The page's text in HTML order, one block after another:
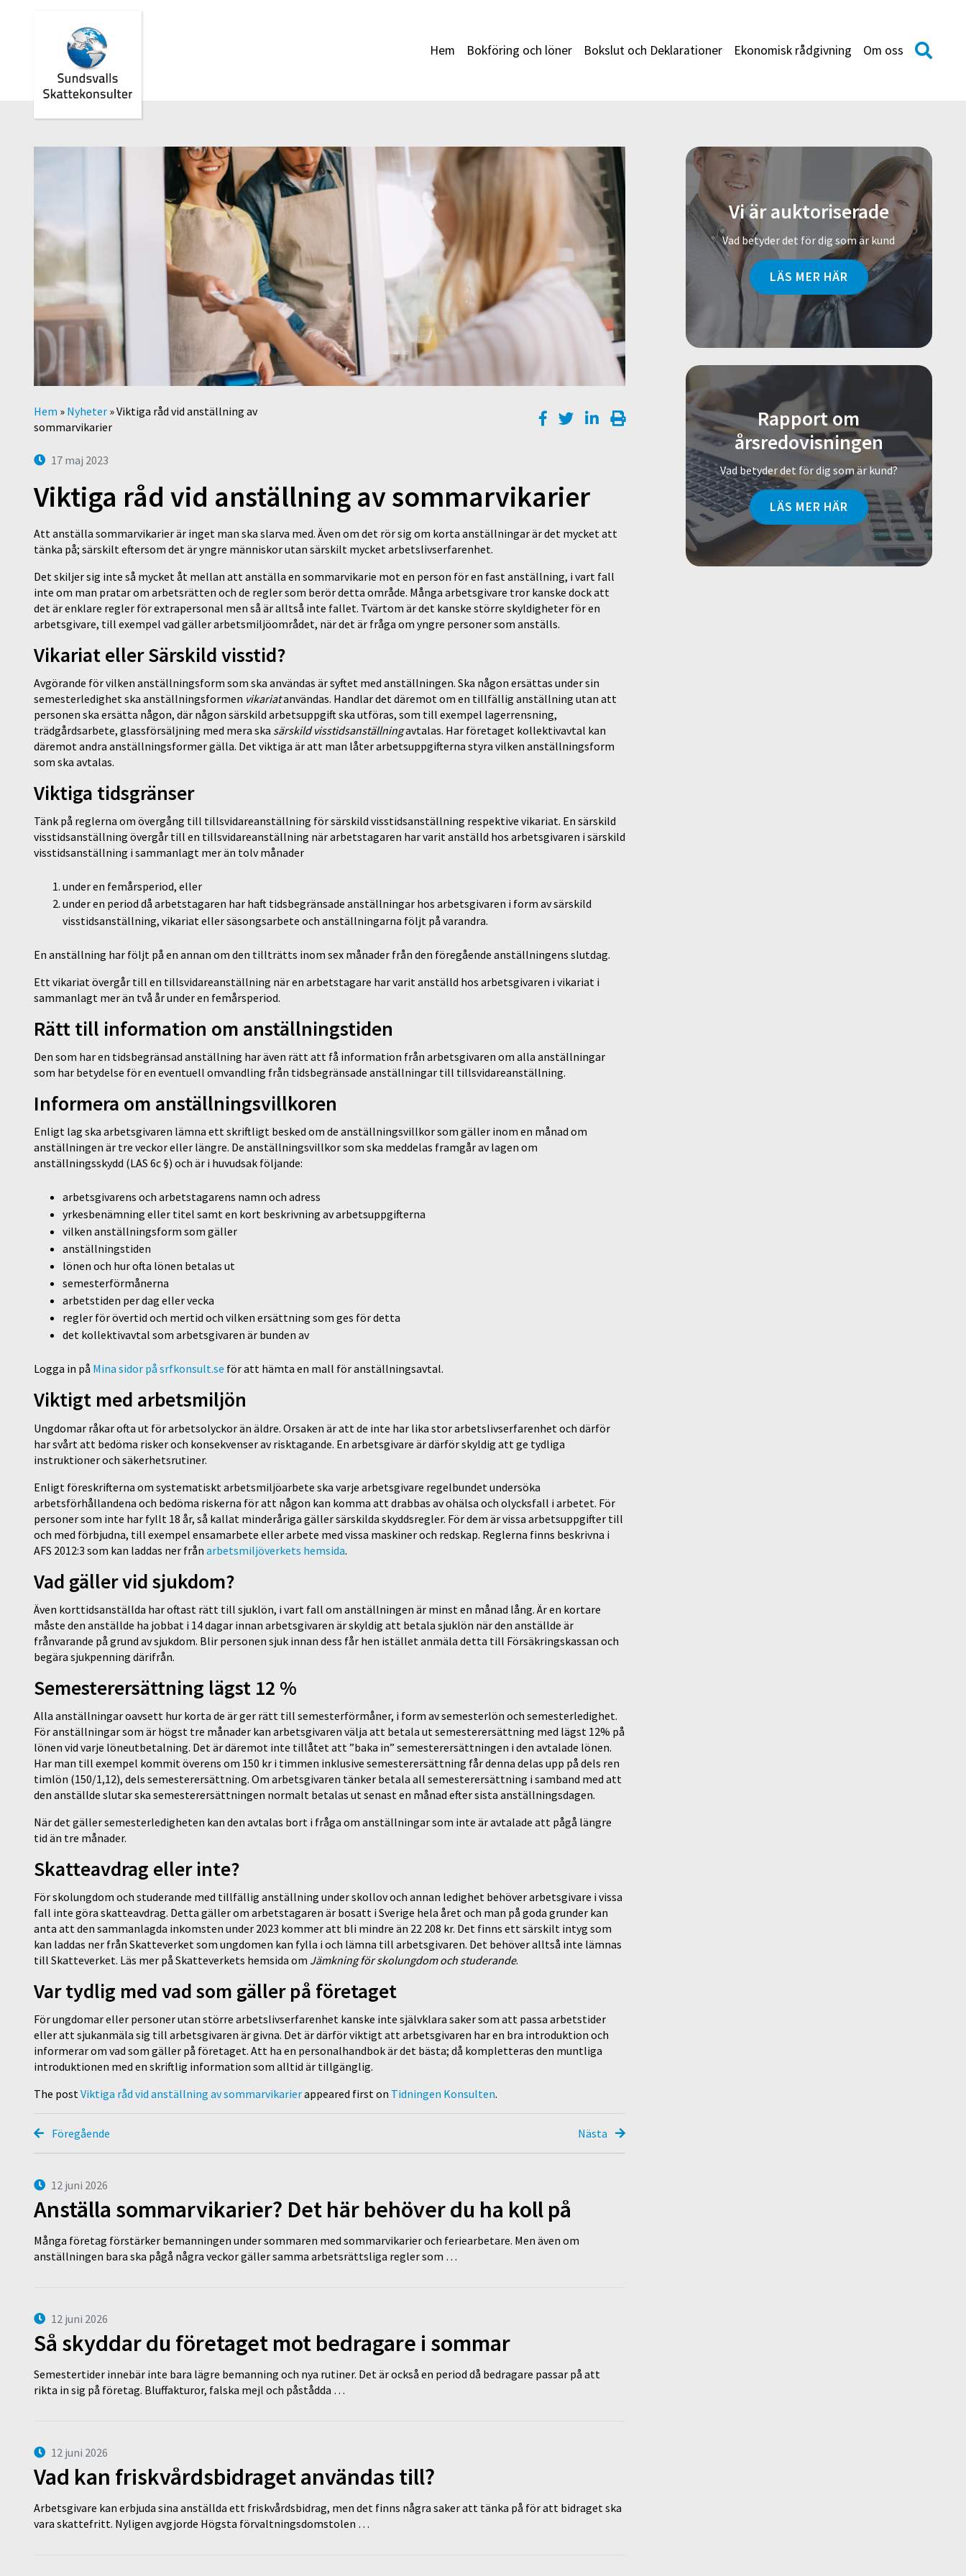
Hem Bokföring och löner Bokslut och Deklarationer Ekonomisk rådgivning Om oss
Hem » Nyheter »Viktiga råd vid anställning av
sommarvikarier
17 maj 2023
Viktiga råd vid anställning av sommarvikarier
Att anställa sommarvikarier är inget man ska slarva med. Även om det rör sig om korta anställningar är det mycket att
tänka på; särskilt eftersom det är yngre människor utan särskilt mycket arbetslivserfarenhet.
Det skiljer sig inte så mycket åt mellan att anställa en sommarvikarie mot en person för en fast anställning, i vart fall
inte om man pratar om arbetsrätten och de regler som berör detta område. Många arbetsgivare tror kanske dock att
det är enklare regler för extrapersonal men så är alltså inte fallet. Tvärtom är det kanske större skyldigheter för en
arbetsgivare, till exempel vad gäller arbetsmiljöområdet, när det är fråga om yngre personer som anställs.
Vikariat eller Särskild visstid?
Avgörande för vilken anställningsform som ska användas är syftet med anställningen. Ska någon ersättas under sin
semesterledighet ska anställningsformen vikariatanvändas. Handlar det däremot om en tillfällig anställning utan att
personen ska ersätta någon, där någon särskild arbetsuppgift ska utföras, som till exempel lagerrensning,
trädgårdsarbete, glassförsäljning med mera ska särskild visstidsanställningavtalas. Har företaget kollektivavtal kan
däremot andra anställningsformer gälla. Det viktiga är att man låter arbetsuppgifterna styra vilken anställningsform
som ska avtalas.
Viktiga tidsgränser
Tänk på reglerna om övergång till tillsvidareanställning för särskild visstidsanställning respektive vikariat. En särskild
visstidsanställning övergår till en tillsvidareanställning när arbetstagaren har varit anställd hos arbetsgivaren i särskild
visstidsanställning i sammanlagt mer än tolv månader
under en femårsperiod, eller
under en period då arbetstagaren har haft tidsbegränsade anställningar hos arbetsgivaren i form av särskild
visstidsanställning, vikariat eller säsongsarbete och anställningarna följt på varandra.
En anställning har följt på en annan om den tillträtts inom sex månader från den föregående anställningens slutdag.
Ett vikariat övergår till en tillsvidareanställning när en arbetstagare har varit anställd hos arbetsgivaren i vikariat i
sammanlagt mer än två år under en femårsperiod.
Rätt till information om anställningstiden
Den som har en tidsbegränsad anställning har även rätt att få information från arbetsgivaren om alla anställningar
som har betydelse för en eventuell omvandling från tidsbegränsade anställningar till tillsvidareanställning.
Informera om anställningsvillkoren
Enligt lag ska arbetsgivaren lämna ett skriftligt besked om de anställningsvillkor som gäller inom en månad om
anställningen är tre veckor eller längre. De anställningsvillkor som ska meddelas framgår av lagen om
anställningsskydd (LAS 6c §) och är i huvudsak följande:
arbetsgivarens och arbetstagarens namn och adress
yrkesbenämning eller titel samt en kort beskrivning av arbetsuppgifterna
vilken anställningsform som gäller
anställningstiden
lönen och hur ofta lönen betalas ut
semesterförmånerna
arbetstiden per dag eller vecka
regler för övertid och mertid och vilken ersättning som ges för detta
det kollektivavtal som arbetsgivaren är bunden av
Logga in på Mina sidor på srfkonsult.se för att hämta en mall för anställningsavtal.
Viktigt med arbetsmiljön
Ungdomar råkar ofta ut för arbetsolyckor än äldre. Orsaken är att de inte har lika stor arbetslivserfarenhet och därför
har svårt att bedöma risker och konsekvenser av risktagande. En arbetsgivare är därför skyldig att ge tydliga
instruktioner och säkerhetsrutiner.
Enligt föreskrifterna om systematiskt arbetsmiljöarbete ska varje arbetsgivare regelbundet undersöka
arbetsförhållandena och bedöma riskerna för att någon kan komma att drabbas av ohälsa och olycksfall i arbetet. För
personer som inte har fyllt 18 år, så kallat minderåriga gäller särskilda skyddsregler. För dem är vissa arbetsuppgifter till
och med förbjudna, till exempel ensamarbete eller arbete med vissa maskiner och redskap. Reglerna finns beskrivna i
AFS 2012:3 som kan laddas ner från arbetsmiljöverkets hemsida.
Vad gäller vid sjukdom?
Även korttidsanställda har oftast rätt till sjuklön, i vart fall om anställningen är minst en månad lång. Är en kortare
måste den anställde ha jobbat i 14 dagar innan arbetsgivaren är skyldig att betala sjuklön när den anställde är
frånvarande på grund av sjukdom. Blir personen sjuk innan dess får hen istället anmäla detta till Försäkringskassan och
begära sjukpenning därifrån.
Semesterersättning lägst 12 %
Alla anställningar oavsett hur korta de är ger rätt till semesterförmåner, i form av semesterlön och semesterledighet.
För anställningar som är högst tre månader kan arbetsgivaren välja att betala ut semesterersättning med lägst 12% på
lönen vid varje löneutbetalning. Det är däremot inte tillåtet att ”baka in” semesterersättningen i den avtalade lönen.
Har man till exempel kommit överens om 150 kr i timmen inklusive semesterersättning får denna delas upp på dels ren
timlön (150/1,12), dels semesterersättning. Om arbetsgivaren tänker betala all semesterersättning i samband med att
den anställde slutar ska semesterersättningen normalt betalas ut senast en månad efter sista anställningsdagen.
När det gäller semesterledigheten kan den avtalas bort i fråga om anställningar som inte är avtalade att pågå längre
tid än tre månader.
Skatteavdrag eller inte?
För skolungdom och studerande med tillfällig anställning under skollov och annan ledighet behöver arbetsgivare i vissa
fall inte göra skatteavdrag. Detta gäller om arbetstagaren är bosatt i Sverige hela året och man på goda grunder kan
anta att den sammanlagda inkomsten under 2023 kommer att bli mindre än 22 208 kr. Det finns ett särskilt intyg som
kan laddas ner från Skatteverket som ungdomen kan fylla i och lämna till arbetsgivaren. Det behöver alltså inte lämnas
till Skatteverket. Läs mer på Skatteverkets hemsida om Jämkning för skolungdom och studerande.
Var tydlig med vad som gäller på företaget
För ungdomar eller personer utan större arbetslivserfarenhet kanske inte självklara saker som att passa arbetstider
eller att sjukanmäla sig till arbetsgivaren är givna. Det är därför viktigt att arbetsgivaren har en bra introduktion och
informerar om vad som gäller på företaget. Att ha en personalhandbok är det bästa; då kompletteras den muntliga
introduktionen med en skriftlig information som alltid är tillgänglig.
The postViktiga råd vid anställning av sommarvikarierappeared first on Tidningen Konsulten.
Föregående Nästa
12 juni 2026
Anställa sommarvikarier? Det här behöver du ha koll på
Många företag förstärker bemanningen under sommaren med sommarvikarier och feriearbetare. Men även om
anställningen bara ska pågå några veckor gäller samma arbetsrättsliga regler som …
12 juni 2026
Så skyddar du företaget mot bedragare i sommar
Semestertider innebär inte bara lägre bemanning och nya rutiner. Det är också en period då bedragare passar på att
rikta in sig på företag. Bluffakturor, falska mejl och påstådda …
12 juni 2026
Vad kan friskvårdsbidraget användas till?
Arbetsgivare kan erbjuda sina anställda ett friskvårdsbidrag, men det finns några saker att tänka på för att bidraget ska
vara skattefritt. Nyligen avgjorde Högsta förvaltningsdomstolen …
Vi är auktoriserade
Vad betyder det för dig som är kund
LÄS MER HÄR
Rapport om
årsredovisningen
Vad betyder det för dig som är kund?
LÄS MER HÄR